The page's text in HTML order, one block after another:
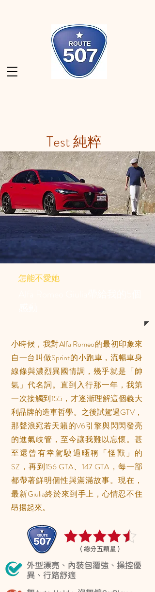
Test 純粹
怎能不愛她
小時候，我對Alfa Romeo的最初印象來
自一台叫做Sprint的小跑車，流暢車身
線條與濃烈異國情調，幾乎就是「帥
氣」代名詞。直到入行那一年，我第
一次接觸到155，才逐漸理解這個義大
利品牌的造車哲學。之後試駕過GTV，
那聲浪宛若天籟的V6引擎與閃閃發亮
的進氣歧管，至今讓我難以忘懷。甚
至還曾有幸駕駛過暱稱「怪獸」的
SZ，再到156 GTA、147 GTA，每一部
都帶著鮮明個性與滿滿故事。現在，
最新Giulia終於來到手上，心情忍不住
昂揚起來。